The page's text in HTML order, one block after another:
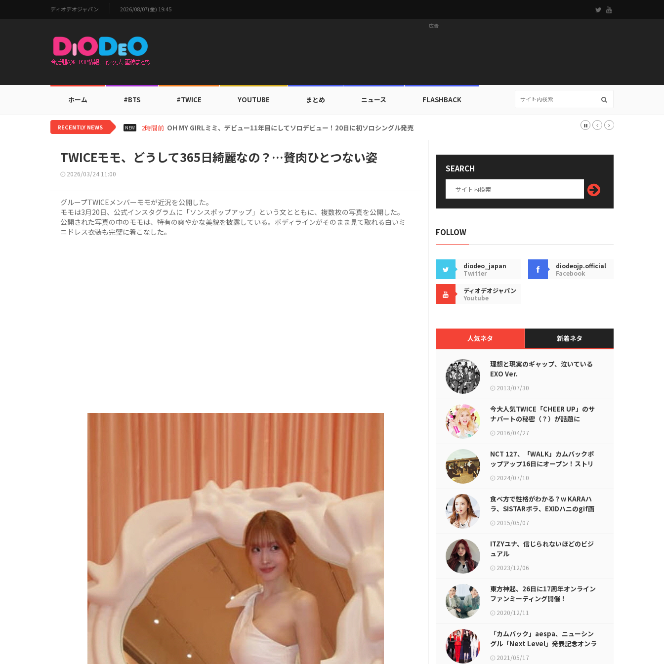
ディオデオジャパン 2026/08/07(金) 19:45
広告
ホーム #BTS #TWICE YOUTUBE まとめ ニュース FLASHBACK
RECENTLY NEWS NEW 4時間前 BTS V、ワールドカップ出入証を公開…証明写真でも完璧なビジュアル！
TWICEモモ、どうして365日綺麗なの？…贅肉ひとつない姿
2026/03/24 11:00
グループTWICEメンバーモモが近況を公開した。
モモは3月20日、公式インスタグラムに「ソンスポップアップ」という文とともに、複数枚の写真を公開した。
公開された写真の中のモモは、特有の爽やかな美貌を披露している。ボディラインがそのまま見て取れる白いミ
ニドレス衣装も完璧に着こなした。
SEARCH
FOLLOW
diodeo_japan
Twitter
diodeojp.official
Facebook
ディオデオジャパン
Youtube
人気ネタ 新着ネタ
理想と現実のギャップ、泣いている
EXO Ver.
2013/07/30
今大人気TWICE「CHEER UP」のサ
ナパートの秘密（？）が話題に
2016/04/27
NCT 127、「WALK」カムバックポ
ップアップ16日にオープン！ストリ
ート風のシズニーアジトコンセプト
2024/07/10
食べ方で性格がわかる？w KARAハ
ラ、SISTARボラ、EXIDハニのgif画
像が話題に
2015/05/07
ITZYユナ、信じられないほどのビジ
ュアル
2023/12/06
東方神起、26日に17周年オンライン
ファンミーティング開催！
2020/12/11
「カムバック」aespa、ニューシン
グル「Next Level」発表記念オンラ
イン記者懇談会を進行
2021/05/17